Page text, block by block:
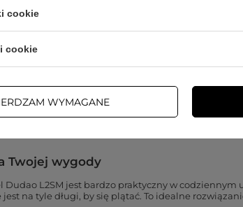
urządzenia dzięki wbudowanemu inteligentnemu
to gwarancja bezpieczeństwa i oszczędności
ograniczeń
świetnym rozwiązaniem do przesyłania danych.
plików między urządzeniami przebiega bez
Twojej wygody
Dudao L2SM jest bardzo praktyczny w
na tyle długi, by się plątać. To idealne
cookie
cookie
WYMAGANE